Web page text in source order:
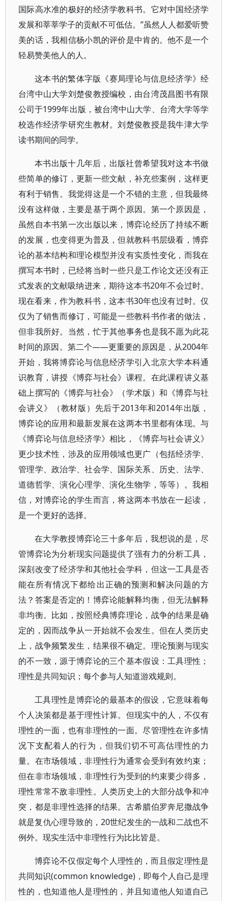
国际高水准的极好的经济学教科书。它对中国经济学
发展和莘莘学子的贡献不可低估。”虽然人人都爱听赞
美的话，我相信杨小凯的评价是中肯的。他不是一个
轻易赞美他人的人。
这本书的繁体字版《赛局理论与信息经济学》经
台湾中山大学刘楚俊教授编校，由台湾茂昌图书有限
公司于1999年出版，被台湾中山大学、台湾大学等学
校选作经济学研究生教材。刘楚俊教授是我牛津大学
读书期间的同学。
本书出版十几年后，出版社曾希望我对这本书做
些简单的修订，更新一些文献，补充些案例，这样更
有利于销售。我觉得这是一个不错的主意，但我最终
没有这样做，主要是基于两个原因。第一个原因是，
虽然自本书第一次出版以来，博弈论经历了持续不断
的发展，也变得更为普及，但就教科书层级看，博弈
论的基本结构和理论模型并没有实质性变化，而我在
撰写本书时，已经将当时一些只是工作论文还没有正
式发表的文献吸纳进来，期待这本书20年不会过时。
现在看来，作为教科书，这本书30年也没有过时。仅
仅为了销售而修订，可能是一些教科书作者的做法，
但非我所好。当然，忙于其他事务也是我不愿为此花
时间的原因。第二个——更重要的原因是，从2004年
开始，我将博弈论与信息经济学引入北京大学本科通
识教育，讲授《博弈与社会》课程。在此课程讲义基
础上撰写的《博弈与社会》（学术版）和《博弈与社
会讲义》（教材版）先后于2013年和2014年出版，
博弈论的应用和最新发展在这两本书里都有体现。与
《博弈论与信息经济学》相比，《博弈与社会讲义》
更少技术性，涉及的应用领域也更广（包括经济学、
管理学、政治学、社会学、国际关系、历史、法学、
道德哲学、演化心理学、演化生物学，等等）。我相
信，对博弈论的学生而言，将这两本书放在一起读，
是一个更好的选择。
在大学教授博弈论三十多年后，我想说的是，尽
管博弈论为分析现实问题提供了强有力的分析工具，
深刻改变了经济学和其他社会学科，但这一工具是否
能在所有情况下都给出正确的预测和解决问题的方
法？答案是否定的！博弈论能解释均衡，但无法解释
非均衡。比如，按照经典博弈理论，战争的结果是确
定的，因而战争从一开始就不会发生。但在人类历史
上，战争频繁发生，结果很不确定。理论预测与现实
的不一致，源于博弈论的三个基本假设：工具理性；
理性是共同知识；每个参与人知道游戏规则。
工具理性是博弈论的最基本的假设，它意味着每
个人决策都是基于理性计算。但现实中的人，不仅有
理性的一面，也有非理性的一面。尽管理性在许多情
况下支配着人的行为，但我们切不可高估理性的力
量。在市场领域，非理性行为通常会受到有效约束；
但在非市场领域，非理性行为受到的约束要少得多，
理性常常不敌非理性。人类历史上的大部分战争和冲
突，都是非理性选择的结果。古希腊伯罗奔尼撒战争
就是复仇心理导致的，20世纪发生的一战和二战也不
例外。现实生活中非理性行为比比皆是。
博弈论不仅假定每个人理性的，而且假定理性是
共同知识(common knowledge)，即每个人自己是理
性的，也知道他人是理性的，并且知道他人知道自己